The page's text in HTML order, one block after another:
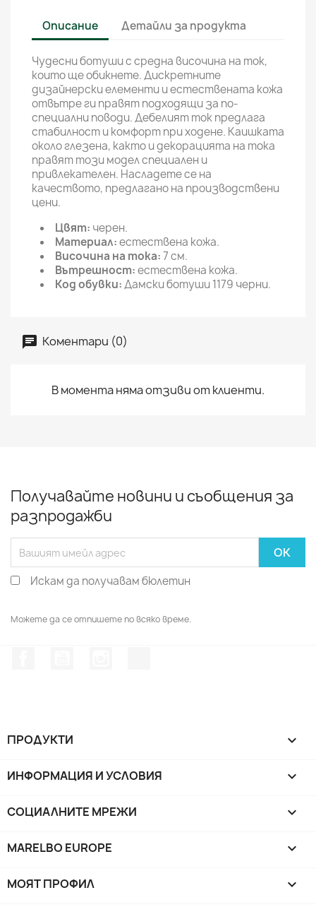
Описание Детайли за продукта
Чудесни ботуши с средна височина на ток,
които ще обикнете. Дискретните
дизайнерски елементи и естествената кожа
отвътре ги правят подходящи за по-
специални поводи. Дебелият ток предлага
стабилност и комфорт при ходене. Каишката
около глезена, както и декорацията на тока
правят този модел специален и
привлекателен. Насладете се на
качеството, предлагано на производствени
цени.
Цвят: черен.
Материал:естествена кожа.
Височина на тока:7 см.
Вътрешност:естествена кожа.
Код обувки:Дамски ботуши 1179 черни.
Коментари (0)
В момента няма отзиви от клиенти.
Получавайте новини и съобщения за
разпродажби
Искам да получавам бюлетин
Можете да се отпишете по всяко време.
ПРОДУКТИ 
ИНФОРМАЦИЯ И УСЛОВИЯ 
СОЦИАЛНИТЕ МРЕЖИ 
MARELBO EUROPE 
МОЯТ ПРОФИЛ 